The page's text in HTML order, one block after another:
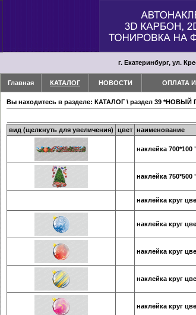
г. Екатеринбург, ул.
Главная КАТАЛОГ НОВОСТИ ОПЛАТА
Вы находитесь в разделе: КАТАЛОГ \ раздел 39 *НОВЫЙ
вид (щелкнуть для увеличения)
цвет наименование
наклейка
наклейка 750*500
наклейка круг
наклейка круг
наклейка круг
наклейка круг
наклейка круг